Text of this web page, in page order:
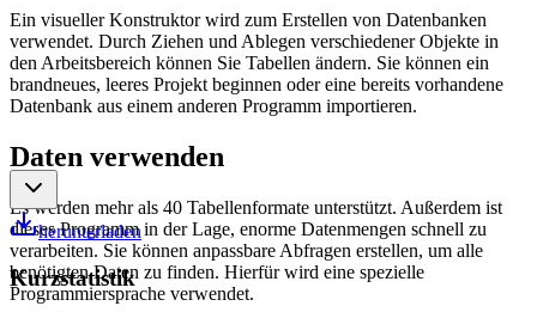
Ein visueller Konstruktor wird zum Erstellen von Datenbanken
verwendet. Durch Ziehen und Ablegen verschiedener Objekte in
den Arbeitsbereich können Sie Tabellen ändern. Sie können ein
brandneues, leeres Projekt beginnen oder eine bereits vorhandene
Datenbank aus einem anderen Programm importieren.
Daten verwenden
Es werden mehr als 40 Tabellenformate unterstützt. Außerdem ist
dieses Programm in der Lage, enorme Datenmengen schnell zu
verarbeiten. Sie können anpassbare Abfragen erstellen, um alle
benötigten Daten zu finden. Hierfür wird eine spezielle
Programmiersprache verwendet.
herunterladen
Kurzstatistik